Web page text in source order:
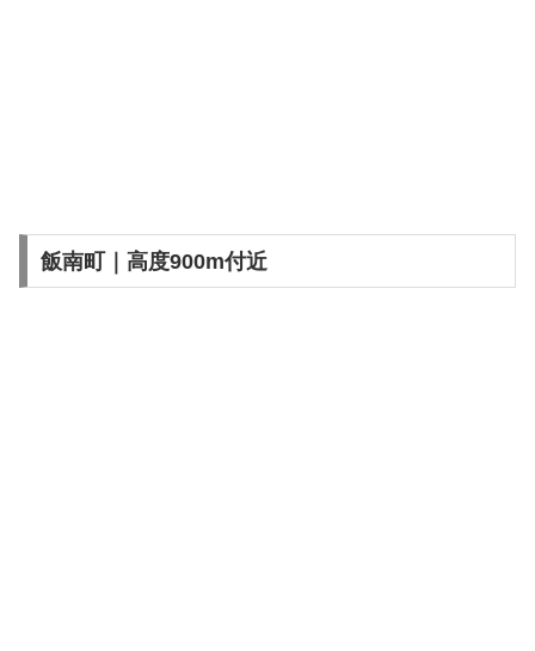
飯南町｜高度900m付近